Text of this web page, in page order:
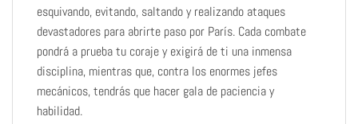
esquivando, evitando, saltando y realizando ataques
devastadores para abrirte paso por París. Cada combate
pondrá a prueba tu coraje y exigirá de ti una inmensa
disciplina, mientras que, contra los enormes jefes
mecánicos, tendrás que hacer gala de paciencia y
habilidad.